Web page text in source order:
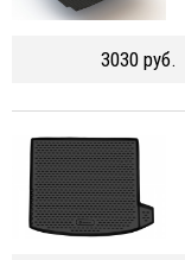
3030 руб.